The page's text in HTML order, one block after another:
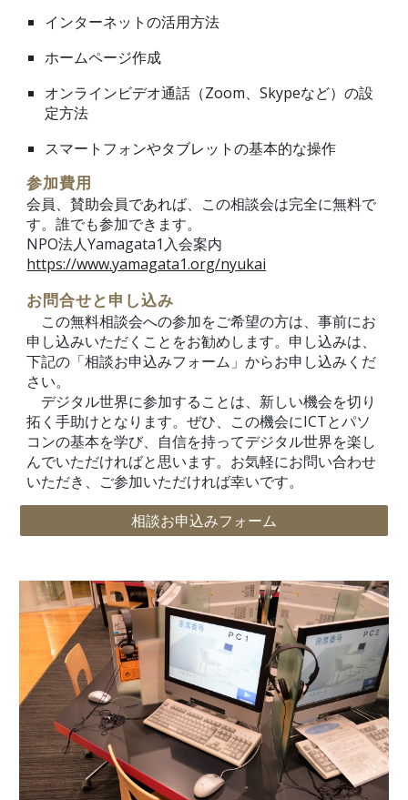
インターネットの活用方法
ホームページ作成
オンラインビデオ通話（Zoom、Skypeなど）の設
定方法
スマートフォンやタブレットの基本的な操作
参加費用
会員、賛助会員であれば、 この相談会は完全に無料で
す。誰でも参加できます。
NPO法人Yamagata1入会案内
https://www.yamagata1.org/nyukai
お問合せと申し込み
この無料相談会への参加をご希望の方は、事前にお
申し込みいただくことをお勧めします。申し込みは、
下記の「相談お申込みフォーム」からお申し込みくだ
さい。
デジタル世界に参加することは、新しい機会を切り
拓く手助けとなります。ぜひ、この機会にICTとパソ
コンの基本を学び、自信を持ってデジタル世界を楽し
んでいただければと思います。お気軽にお問い合わせ
いただき、ご参加いただければ幸いです。
相談お申込みフォーム